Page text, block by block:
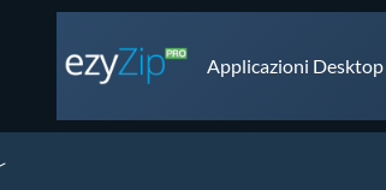
Applicazioni